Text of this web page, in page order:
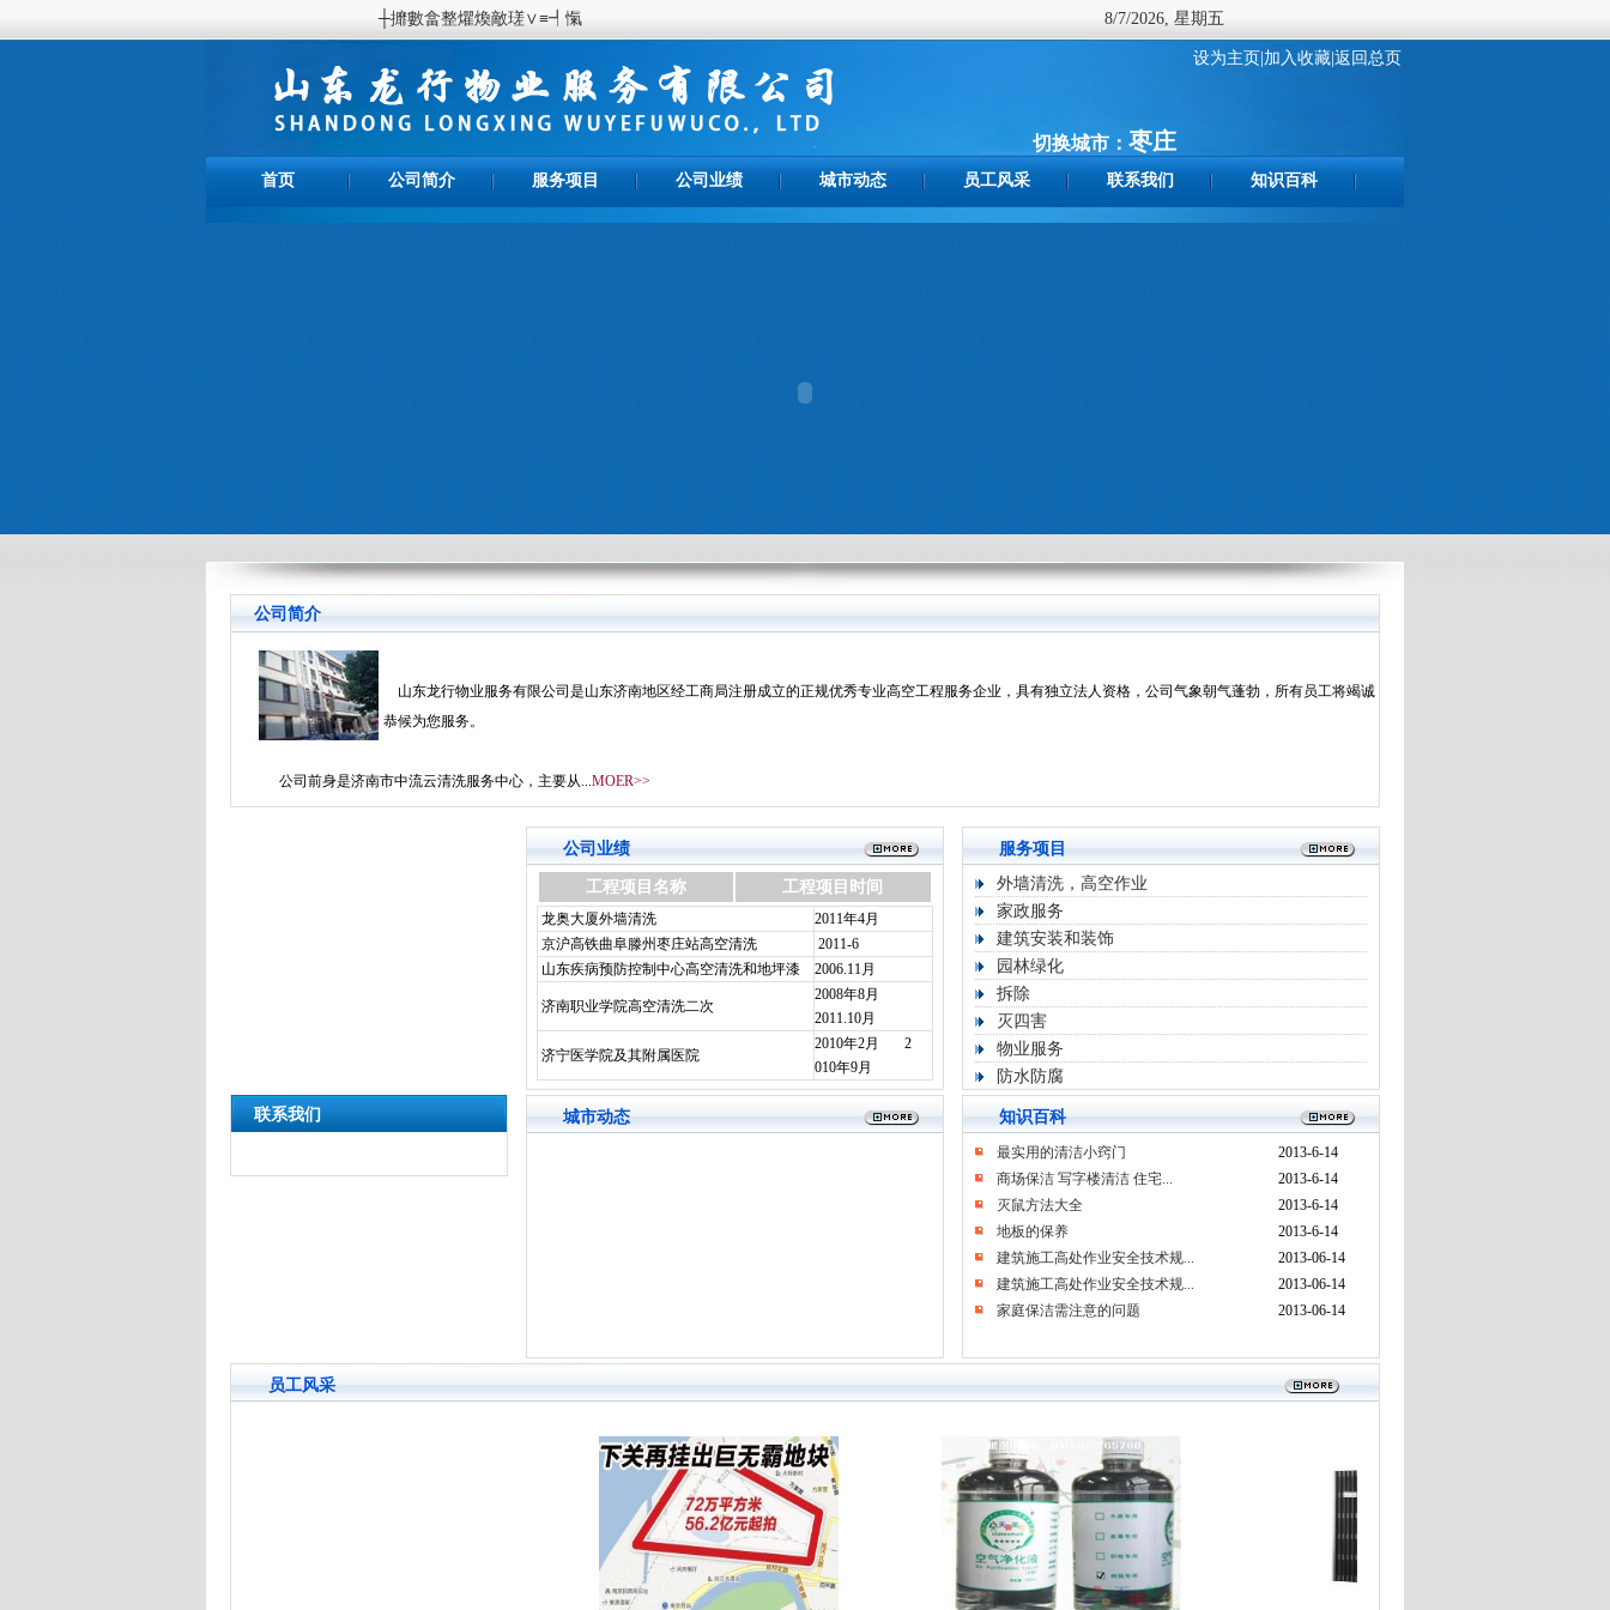
┼攠數畣整爠煥敵瑳∨≡┩愾 8/7/2026, 星期五
设为主页| 加入收藏| 返回总页
切换城市： 枣庄
首页 公司简介 服务项目 公司业绩 城市动态 员工风采 联系我们 知识百科
公司简介
山东龙行物业服务有限公司是山东济南地区经工商局注册成立的正规优秀专业高空工程服务企业，具有独立法人资格，公司气象朝气蓬勃，所有员工将竭诚
恭候为您服务。
公司前身是济南市中流云清洗服务中心，主要从...MOER>>
公司业绩
工程项目名称 工程项目时间
龙奥大厦外墙清洗 2011年4月
京沪高铁曲阜滕州枣庄站高空清洗
2011-6
山东疾病预防控制中心高空清洗和地坪漆
2006.11月
济南职业学院高空清洗二次
2008年8月
2011.10月
济宁医学院及其附属医院
2010年2月 2
010年9月
服务项目
外墙清洗，高空作业
家政服务
建筑安装和装饰
园林绿化
拆除
灭四害
物业服务
防水防腐
联系我们 城市动态 知识百科
最实用的清洁小窍门
2013-6-14
商场保洁 写字楼清洁 住宅...
2013-6-14
灭鼠方法大全
2013-6-14
地板的保养
2013-6-14
建筑施工高处作业安全技术规...
2013-06-14
建筑施工高处作业安全技术规...
2013-06-14
家庭保洁需注意的问题
2013-06-14
员工风采